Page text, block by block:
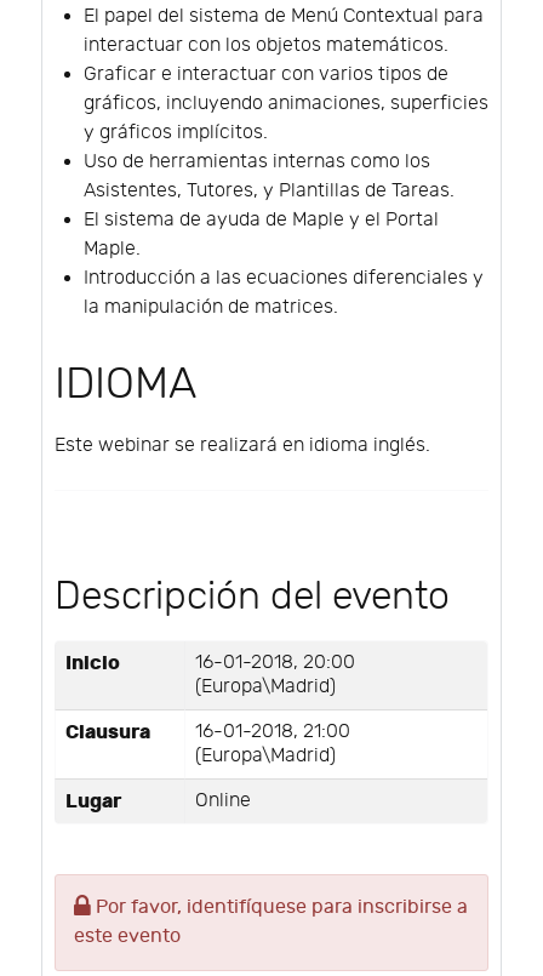
El papel del sistema de Menú Contextual para
interactuar con los objetos matemáticos.
Graficar e interactuar con varios tipos de
gráficos, incluyendo animaciones, superficies
y gráficos implícitos.
Uso de herramientas internas como los
Asistentes, Tutores, y Plantillas de Tareas.
El sistema de ayuda de Maple y el Portal
Maple.
Introducción a las ecuaciones diferenciales y
la manipulación de matrices.
IDIOMA
Este webinar se realizará en idioma inglés.
Descripción del evento
Inicio
16-01-2018, 20:00
(Europa\Madrid)
Clausura
16-01-2018, 21:00
(Europa\Madrid)
Lugar Online
Por favor, identifíquese para inscribirse a
este evento